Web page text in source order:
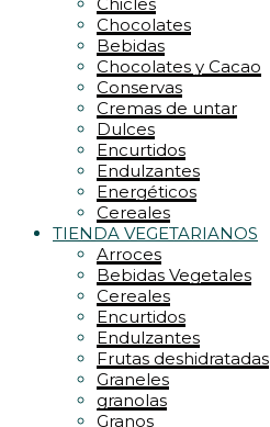
Chocolates
Bebidas
Chocolates y Cacao
Conservas
Cremas de untar
Dulces
Encurtidos
Endulzantes
Energéticos
Cereales
TIENDA VEGETARIANOS
Arroces
Bebidas Vegetales
Cereales
Encurtidos
Endulzantes
Frutas deshidratadas
Graneles
granolas
Granos